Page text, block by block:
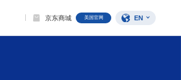
京东商城 美国官网 EN